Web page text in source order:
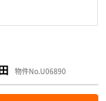
物件No.U06890